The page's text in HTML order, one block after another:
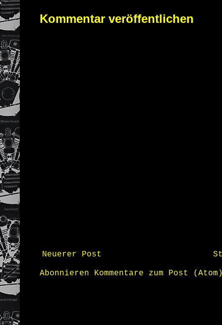
Kommentar veröffentlichen
Neuerer Post
Abonnieren Kommentare zum Post